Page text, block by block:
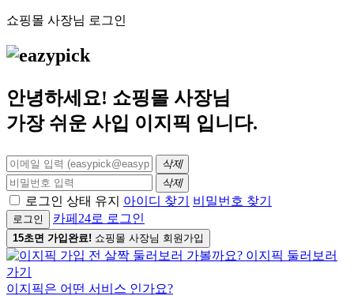
쇼핑몰 사장님 로그인
안녕하세요! 쇼핑몰 사장님
가장 쉬운 사입 이지픽 입니다.
삭제
삭제
로그인 상태 유지 아이디 찾기 비밀번호 찾기
로그인 카페24로 로그인
15초면 가입완료! 쇼핑몰 사장님 회원가입
이지픽은 어떤 서비스 인가요?